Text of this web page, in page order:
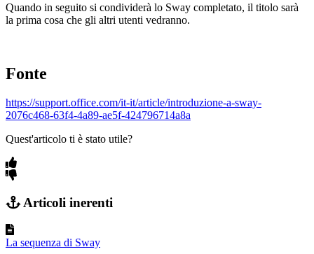
Quando in seguito si condividerà lo Sway completato, il titolo sarà
la prima cosa che gli altri utenti vedranno.
Fonte
https://support.office.com/it-it/article/introduzione-a-sway-
2076c468-63f4-4a89-ae5f-424796714a8a
Quest'articolo ti è stato utile?
Articoli inerenti
La sequenza di Sway